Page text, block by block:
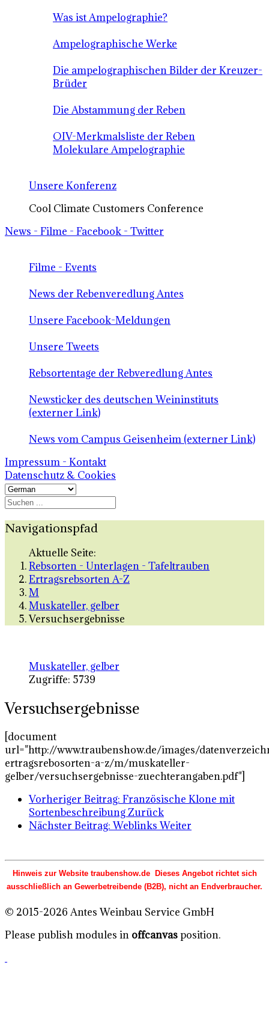
Was ist Ampelographie?
Ampelographische Werke
Die ampelographischen Bilder der Kreuzer-
Brüder
Die Abstammung der Reben
OIV-Merkmalsliste der Reben
Molekulare Ampelographie
Unsere Konferenz
Cool Climate Customers Conference
News - Filme - Facebook - Twitter
Filme - Events
News der Rebenveredlung Antes
Unsere Facebook-Meldungen
Unsere Tweets
Rebsortentage der Rebveredlung Antes
Newsticker des deutschen Weininstituts
(externer Link)
News vom Campus Geisenheim (externer Link)
Impressum - Kontakt
Datenschutz & Cookies
Navigationspfad
Aktuelle Seite:
Rebsorten - Unterlagen - Tafeltrauben
Ertragsrebsorten A-Z
M
Muskateller, gelber
Versuchsergebnisse
Muskateller, gelber
Zugriffe: 5739
Versuchsergebnisse
[document
url="http://www.traubenshow.de/images/
ertragsrebosorten-a-z/m/muskateller-
gelber/versuchsergebnisse-zuechterangaben.pdf"]
Vorheriger Beitrag: Französische Klone mit
SortenbeschreibungZurück
Nächster Beitrag: WeblinksWeiter
Hinweis zur Website traubenshow.de Dieses Angebot richtet sich
ausschließlich an Gewerbetreibende (B2B), nicht an Endverbraucher.
© 2015-2026 Antes Weinbau Service GmbH
Please publish modules in offcanvasposition.